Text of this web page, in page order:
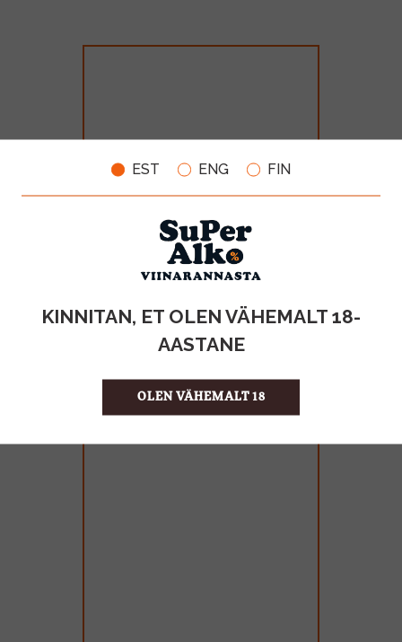
EST ENG FIN
KINNITAN, ET OLEN VÄHEMALT 18-
AASTANE
OLEN VÄHEMALT 18
Bonaparte Cognac 40% 70cl
0.7l
Cognac